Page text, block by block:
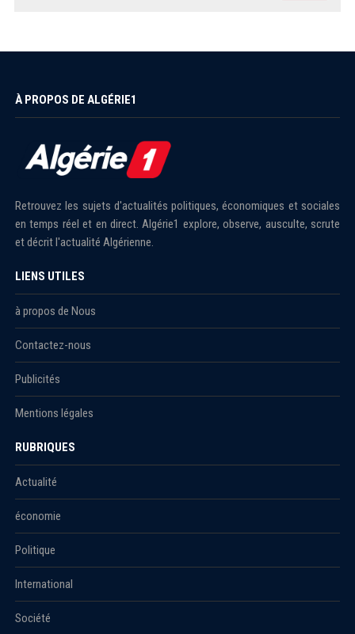
À PROPOS DE ALGÉRIE1
Retrouvez les sujets d'actualités politiques, économiques et sociales
en temps réel et en direct. Algérie1 explore, observe, ausculte, scrute
et décrit l'actualité Algérienne.
LIENS UTILES
à propos de Nous
Contactez-nous
Publicités
Mentions légales
RUBRIQUES
Actualité
économie
Politique
International
Société